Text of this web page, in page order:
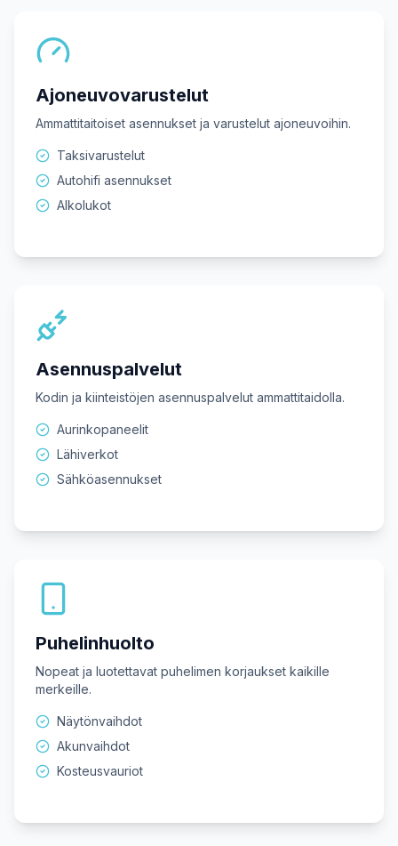
Ajoneuvovarustelut
Ammattitaitoiset asennukset ja varustelut ajoneuvoihin.
Taksivarustelut
Autohifi asennukset
Alkolukot
Asennuspalvelut
Kodin ja kiinteistöjen asennuspalvelut ammattitaidolla.
Aurinkopaneelit
Lähiverkot
Sähköasennukset
Puhelinhuolto
Nopeat ja luotettavat puhelimen korjaukset kaikille
merkeille.
Näytönvaihdot
Akunvaihdot
Kosteusvauriot